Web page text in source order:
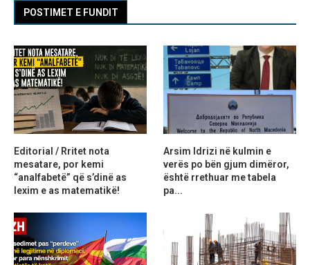
POSTIMET E FUNDIT
Editorial / Rritet nota
mesatare, por kemi
“analfabetë” që s’dinë as
lexim e as matematikë!
Arsim Idrizi në kulmin e
verës po bën gjum dimëror,
është rrethuar me tabela
pa...